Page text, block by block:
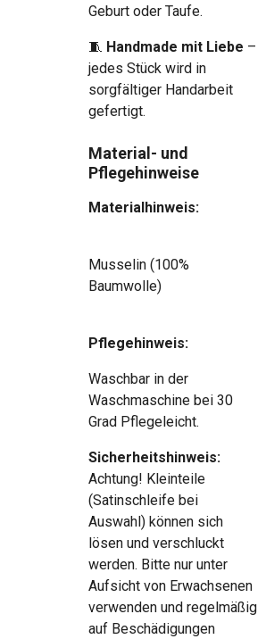
Geburt oder Taufe.
🧵 Handmade mit Liebe –
jedes Stück wird in
sorgfältiger Handarbeit
gefertigt.
Material- und
Pflegehinweise
Materialhinweis:
Musselin (100%
Baumwolle)
Pflegehinweis:
Waschbar in der
Waschmaschine bei 30
Grad Pflegeleicht.
Sicherheitshinweis:
Achtung! Kleinteile
(Satinschleife bei
Auswahl) können sich
lösen und verschluckt
werden. Bitte nur unter
Aufsicht von Erwachsenen
verwenden und regelmäßig
auf Beschädigungen